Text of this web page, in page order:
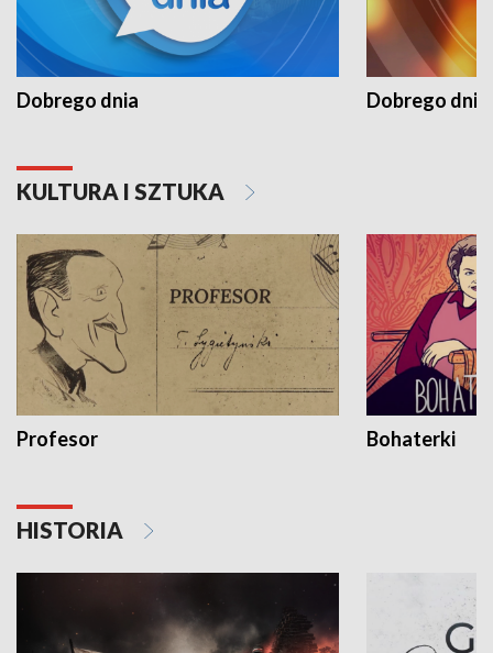
Dobrego dnia Dobrego dnia
KULTURA I SZTUKA
Profesor Bohaterki
HISTORIA